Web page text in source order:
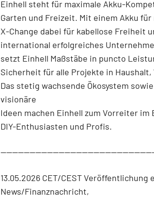
Einhell steht für maximale Akku-
Garten und Freizeit. Mit einem Akku
X-Change dabei für kabellose Freiheit
international erfolgreiches
setzt Einhell Maßstäbe in puncto
Sicherheit für alle Projekte in
Das stetig wachsende Ökosystem
visionäre
Ideen machen Einhell zum Vorreiter
DIY-Enthusiasten und Profis.
13.05.2026 CET/CEST Veröffentlichung
News/Finanznachricht,